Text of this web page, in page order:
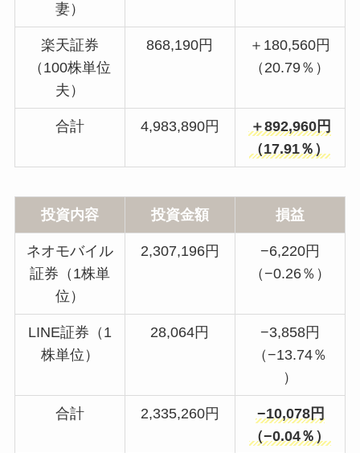
妻）
楽天証券
（100株単位
夫）
868,190円
＋180,560円
（20.79％）
合計 4,983,890円
＋892,960円
（17.91％）
投資内容 投資金額 損益
ネオモバイル
証券（1株単
位）
2,307,196円
−6,220円
（−0.26％）
LINE証券（1
株単位）
28,064円
−3,858円
（−13.74％
）
合計 2,335,260円
−10,078円
（−0.04％）